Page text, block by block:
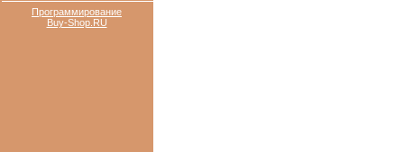
Программирование
Buy-Shop.RU